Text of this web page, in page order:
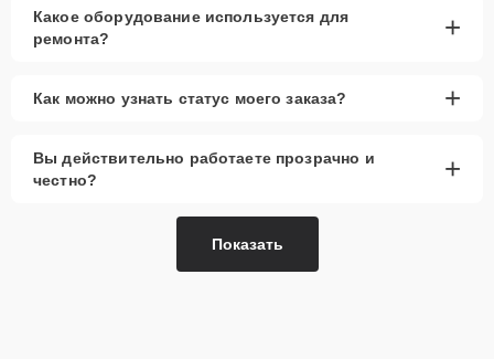
Какое оборудование используется для
ремонта?
+
Как можно узнать статус моего заказа? +
Вы действительно работаете прозрачно и
честно?
+
Показать